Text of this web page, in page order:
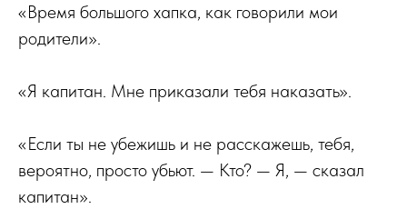
«Время большого хапка, как говорили мои
родители».
«Я капитан. Мне приказали тебя наказать».
«Если ты не убежишь и не расскажешь, тебя,
вероятно, просто убьют. — Кто? — Я, — сказал
капитан».